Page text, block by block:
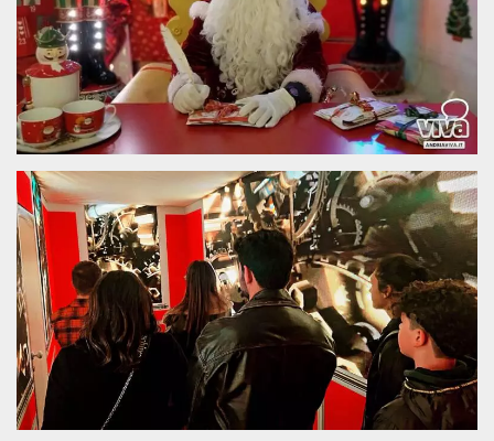
contra visitantes
maliciosos.
wordpress_test_cookie
Automattic
Inc.
.oooh.events
Sesión
Se utiliza en
sitios creados
con Wordpress.
Comprueba si el
navegador tiene
habilitadas las
cookies
PHPSESSID
PHP.net
oooh.events
Sesión
Cookie
generada por
aplicaciones
basadas en el
lenguaje PHP.
Este es un
identificador de
propósito
general que se
utiliza para
mantener las
variables de
sesión del
usuario.
Normalmente es
un número
generado al